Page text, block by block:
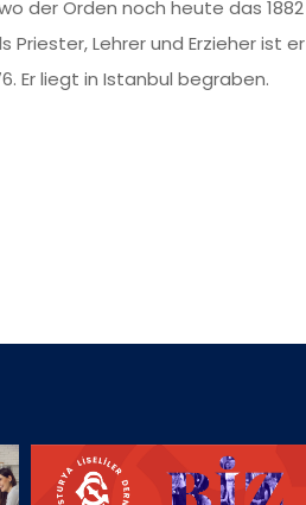
der Orden noch heute das
Lehrer und Erzieher ist
Er liegt in Istanbul begraben.